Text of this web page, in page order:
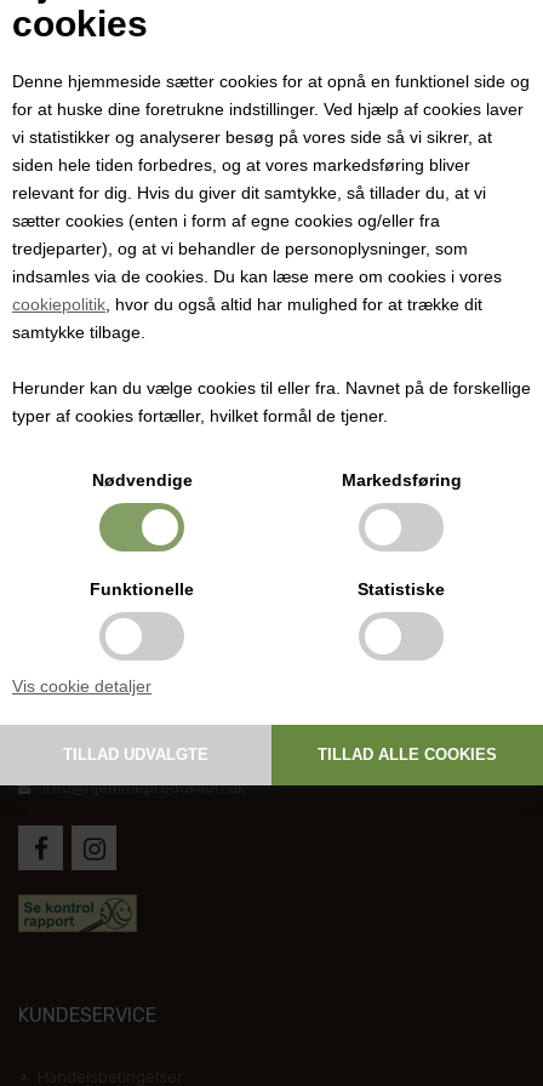
cookies
Denne hjemmeside sætter cookies for at opnå en funktionel side og
for at huske dine foretrukne indstillinger. Ved hjælp af cookies laver
vi statistikker og analyserer besøg på vores side så vi sikrer, at
siden hele tiden forbedres, og at vores markedsføring bliver
relevant for dig. Hvis du giver dit samtykke, så tillader du, at vi
sætter cookies (enten i form af egne cookies og/eller fra
tredjeparter), og at vi behandler de personoplysninger, som
indsamles via de cookies. Du kan læse mere om cookies i vores
cookiepolitik , hvor du også altid har mulighed for at trække dit
samtykke tilbage.
Herunder kan du vælge cookies til eller fra. Navnet på de forskellige
typer af cookies fortæller, hvilket formål de tjener.
Nødvendige Markedsføring
Funktionelle Statistiske
Vis cookie detaljer
Modtager e-mail
Besked
DANSK HJEMMEPRODUKTION
+45 6267 1447
info@hjemmeproduktion.dk
KUNDESERVICE
Handelsbetingelser